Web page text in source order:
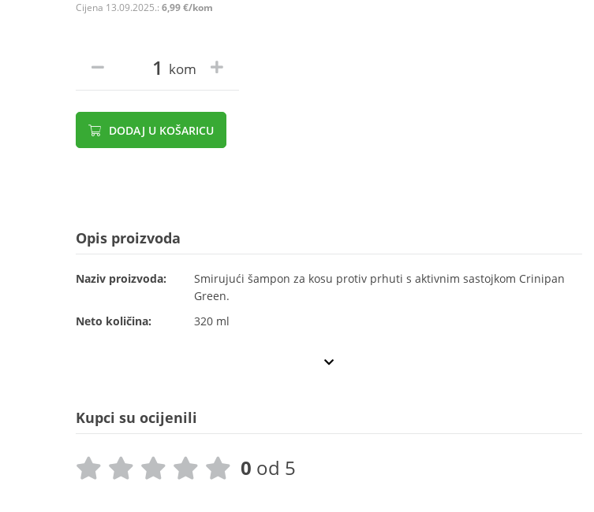
Cijena 13.09.2025.: 6,99 €/kom
kom
DODAJ U KOŠARICU
Opis proizvoda
Naziv proizvoda:
Smirujući šampon za kosu protiv prhuti s aktivnim sastojkom Crinipan
Green.
Neto količina:
320 ml
Kupci su ocijenili
0 od 5